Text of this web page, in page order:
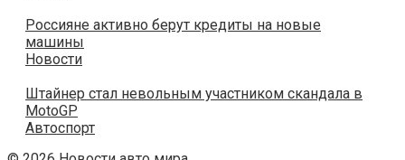
Россияне активно берут кредиты на новые
машины
Новости
Штайнер стал невольным участником скандала в
MotoGP
Автоспорт